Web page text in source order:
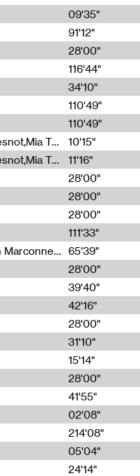
09'35"
91'12"
28'00"
116'44"
34'10"
110'49"
110'49"
Théo Robine-Langlois,Emilien Chesnot,Mia Trabalon
10'15"
Théo Robine-Langlois,Emilien Chesnot,Mia Trabalon
11'16"
28'00"
28'00"
28'00"
111'33"
Sarah Tritz,Elene Lapiashivili,Justin Marconnet,Mateo Cuche,Esther Lechevalier,Suzie Lecroart,Romance Castelet
65'39"
28'00"
39'40"
42'16"
28'00"
31'10"
15'14"
28'00"
41'55"
02'08"
214'08"
05'04"
24'14"